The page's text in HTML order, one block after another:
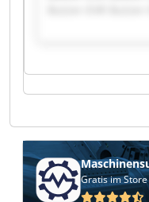
Butzer-EVR
Gratis im Store